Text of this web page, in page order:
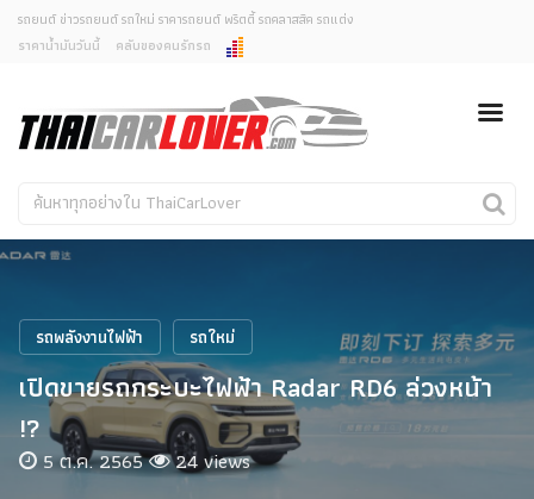
ยกเลิกการแจ้งเตือน
คุณต้องการยกเลิกการแจ้งเตือนข่าวสารเมื่อมีการอัพเดต
ใช่หรือไม่?
ไม่
รถยนต์ ข่าวรถยนต์ รถใหม่ ราคารถยนต์ พริตตี้ รถคลาสสิค รถแต่ง
ราคาน้ำมันวันนี้
คลับของคนรักรถ
รถใหม่
คนรักรถ
รถแต่ง
Car In The Movie
สเปคราคา รถยนต์
รถพลังงานไฟฟ้า รถใหม่
เปิดขายรถกระบะไฟฟ้า Radar RD6 ล่วงหน้า
!?
5 ต.ค. 2565 24 views